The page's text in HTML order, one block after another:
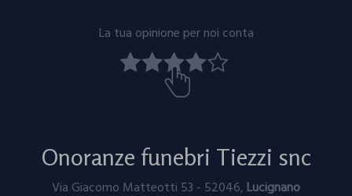
La tua opinione per noi conta
Onoranze funebri Tiezzi snc
Via Giacomo Matteotti 53 - 52046, Lucignano